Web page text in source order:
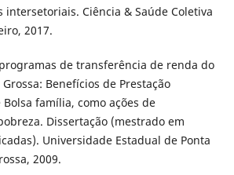
intersetoriais. Ciência & Saúde Coletiva
2017.
programas de transferência de renda do
Benefícios de Prestação
Bolsa família, como ações de
Dissertação (mestrado em
Universidade Estadual de Ponta
2009.